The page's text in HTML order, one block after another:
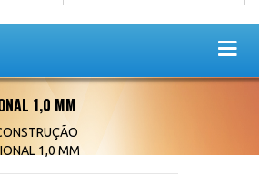
1,0 MM
1,0 MM